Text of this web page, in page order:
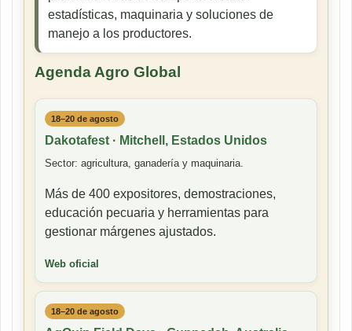
estadísticas, maquinaria y soluciones de
manejo a los productores.
Agenda Agro Global
18–20 de agosto
Dakotafest · Mitchell, Estados Unidos
Sector: agricultura, ganadería y maquinaria.
Más de 400 expositores, demostraciones,
educación pecuaria y herramientas para
gestionar márgenes ajustados.
Web oficial
18–20 de agosto